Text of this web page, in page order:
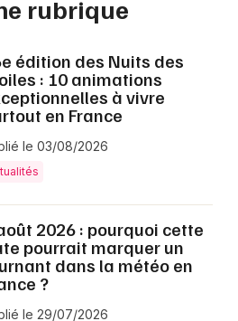
rubrique
édition des Nuits des
: 10 animations
à vivre
en France
le 03/08/2026
2026 : pourquoi cette
pourrait marquer un
dans la météo en
?
le 29/07/2026